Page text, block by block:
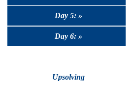
Day 5: »
Day 6: »
Upsolving